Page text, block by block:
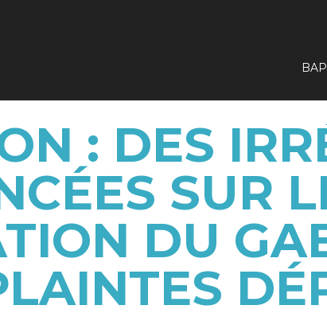
BAP
: DES
SUR
DU